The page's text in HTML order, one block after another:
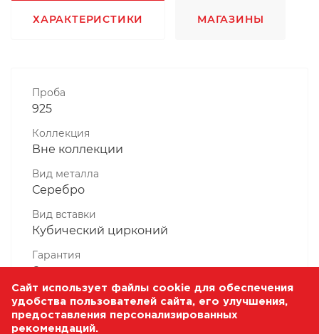
ХАРАКТЕРИСТИКИ МАГАЗИНЫ
Проба
925
Коллекция
Вне коллекции
Вид металла
Серебро
Вид вставки
Кубический цирконий
Гарантия
6 месяцев
Комплектность, шт
1 Штука
Сайт использует файлы cookie для обеспечения
удобства пользователей сайта, его улучшения,
предоставления персонализированных
рекомендаций.